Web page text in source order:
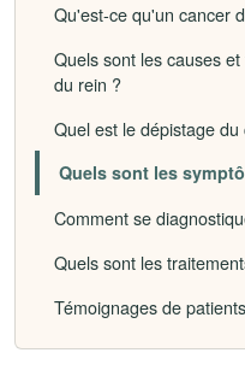
Qu'est-ce qu'un cancer
Quels sont les causes
du rein ?
Quel est le dépistage
Quels sont les
Comment se
Quels sont les
Témoignages de